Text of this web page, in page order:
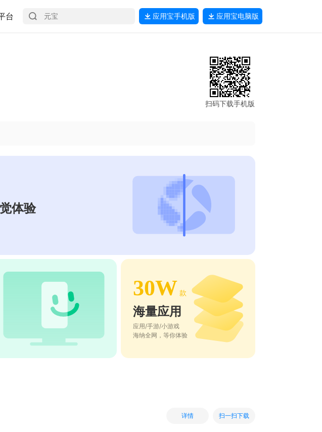
台 应用宝手机版 应用宝电脑版
扫码下载手机版
体验
30W 款
海量应用
应用/手游/小游戏
海纳全网，等你体验
详情 扫一扫下载